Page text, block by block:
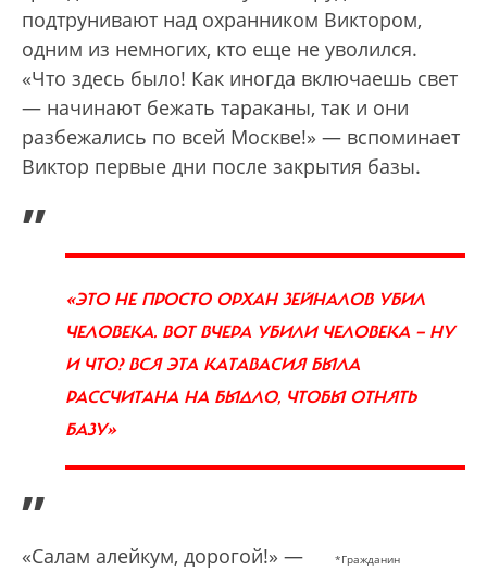
подтрунивают над охранником Виктором,
одним из немногих, кто еще не уволился.
«Что здесь было! Как иногда включаешь свет
— начинают бежать тараканы, так и они
разбежались по всей Москве!» — вспоминает
Виктор первые дни после закрытия базы.
„
«ЭТО НЕ ПРОСТО ОРХАН ЗЕЙНАЛОВ УБИЛ
ЧЕЛОВЕКА. ВОТ ВЧЕРА УБИЛИ ЧЕЛОВЕКА — НУ
И ЧТО? ВСЯ ЭТА КАТАВАСИЯ БЫЛА
РАССЧИТАНА НА БЫДЛО, ЧТОБЫ ОТНЯТЬ
БАЗУ»
”
*Гражданин
«Салам алейкум, дорогой!» —